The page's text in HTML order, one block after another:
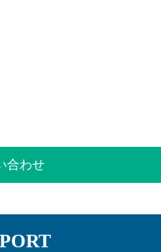
合わせ